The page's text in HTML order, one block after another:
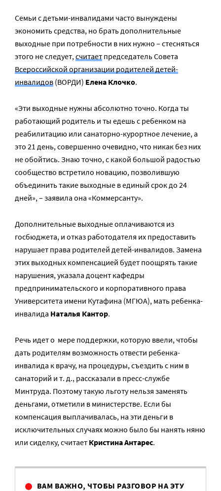
Семьи с детьми-инвалидами часто вынуждены
экономить средства, но брать дополнительные
выходные при потребности в них нужно – стесняться
этого не следует,считает председатель Совета
Всероссийской организации родителей детей-
инвалидов (ВОРДИ) Елена Клочко.
«Эти выходные нужны абсолютно точно. Когда ты
работающий родитель и ты едешь с ребенком на
реабилитацию или санаторно-курортное лечение, а
это 21 день, совершенно очевидно, что никак без них
не обойтись. Знаю точно, с какой большой радостью
сообщество встретило новацию, позволившую
объединить такие выходные в единый срок до 24
дней», – заявила она «Коммерсанту».
Дополнительные выходные оплачиваются из
госбюджета, и отказ работодателя их предоставить
нарушает права родителей детей-инвалидов. Замена
этих выходных компенсацией будет поощрять такие
нарушения, указала доцент кафедры
предпринимательского и корпоративного права
Университета имени Кутафина (МГЮА), мать ребенка-
инвалида Наталья Кантор.
Речь идет о мере поддержки, которую ввели, чтобы
дать родителям возможность отвести ребенка-
инвалида к врачу, на процедуры, съездить с ним в
санаторий и т. д., рассказали в пресс-службе
Минтруда. Поэтому такую льготу нельзя заменять
деньгами, отметили в министерстве. Если бы
компенсация выплачивалась, на эти деньги в
исключительных случаях можно было бы нанять няню
или сиделку, считает Кристина Антарес.
ВАМ ВАЖНО, ЧТОБЫ РАЗГОВОР НА ЭТУ